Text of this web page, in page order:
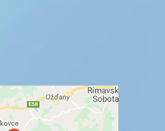
blokovaný Voľbami